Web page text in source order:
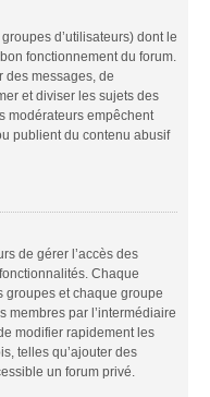
d’utilisateurs) dont le
fonctionnement du forum.
des messages, de
et diviser les sujets des
modérateurs empêchent
publient du contenu abusif
de gérer l’accès des
Chaque
groupes et chaque groupe
membres par l’intermédiaire
modifier rapidement les
telles qu’ajouter des
un forum privé.